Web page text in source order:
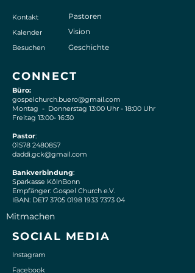
Kontakt Pastoren
Kalender Vision
Besuchen Geschichte
Büro:
gospelchurch.buero@gmail.com
Montag - Donnerstag 13:00 Uhr - 18:00 Uhr
Freitag 13:00- 16:30
Pastor:
01578 2480857
daddi.gck@gmail.com
Bankverbindung:
Sparkasse KölnBonn
Empfänger: Gospel Church e.V.
IBAN: DE17 3705 0198 1933 7373 04
CONNECT
Mitmachen
SOCIAL MEDIA
Instagram
Facebook